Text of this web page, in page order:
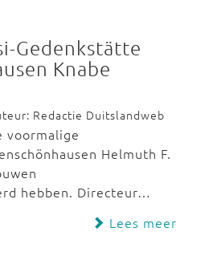
Gedenkstätte
Knabe
Redactie Duitslandweb
voormalige
Helmuth F.
hebben. Directeur…
Lees meer